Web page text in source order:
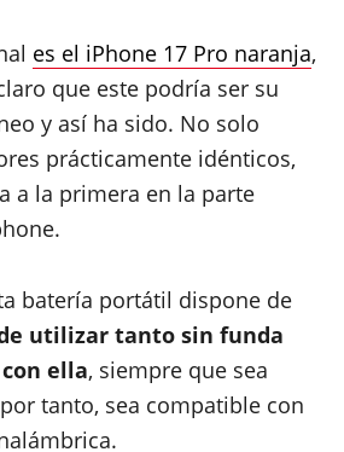
es el iPhone 17 Pro naranja,
que este podría ser su
y así ha sido. No solo
prácticamente idénticos,
a la primera en la parte
batería portátil dispone de
utilizar tanto sin funda
ella, siempre que sea
tanto, sea compatible con